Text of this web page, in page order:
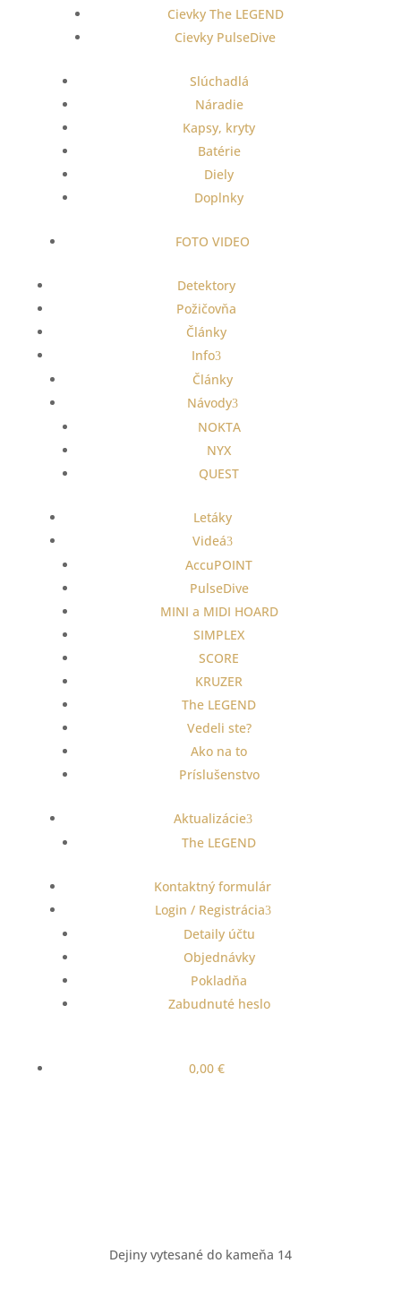
Cievky The LEGEND
Cievky PulseDive
Slúchadlá
Náradie
Kapsy, kryty
Batérie
Diely
Doplnky
FOTO VIDEO
Detektory
Požičovňa
Články
Info
Články
Návody
NOKTA
NYX
QUEST
Letáky
Videá
AccuPOINT
PulseDive
MINI a MIDI HOARD
SIMPLEX
SCORE
KRUZER
The LEGEND
Vedeli ste?
Ako na to
Príslušenstvo
Aktualizácie
The LEGEND
Kontaktný formulár
Login / Registrácia
Detaily účtu
Objednávky
Pokladňa
Zabudnuté heslo
0,00 €
Dejiny vytesané do kameňa 14